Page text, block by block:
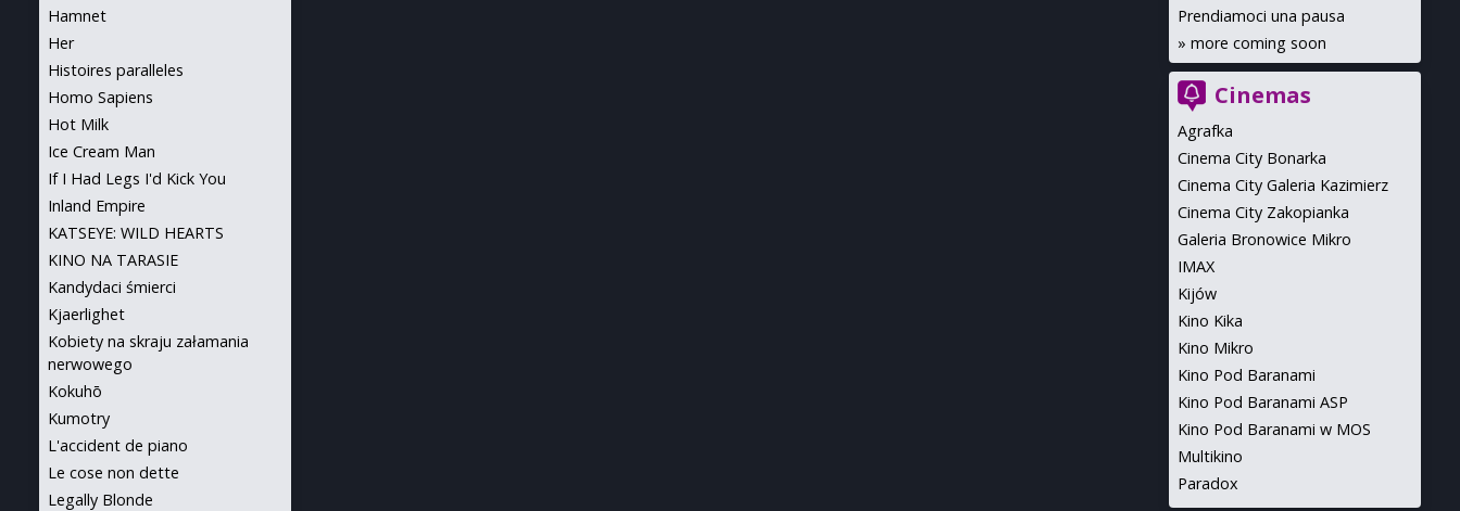
Prendiamoci una pausa
» more coming soon
Cinemas
Agrafka
Cinema City Bonarka
Cinema City Galeria Kazimierz
Cinema City Zakopianka
Galeria Bronowice Mikro
IMAX
Kijów
Kino Kika
Kino Mikro
Kino Pod Baranami
Kino Pod Baranami ASP
Kino Pod Baranami w MOS
Multikino
Paradox
Hamnet
Her
Histoires paralleles
Homo Sapiens
Hot Milk
Ice Cream Man
If I Had Legs I'd Kick You
Inland Empire
KATSEYE: WILD HEARTS
KINO NA TARASIE
Kandydaci śmierci
Kjaerlighet
Kobiety na skraju załamania
nerwowego
Kokuhō
Kumotry
L'accident de piano
Le cose non dette
Legally Blonde